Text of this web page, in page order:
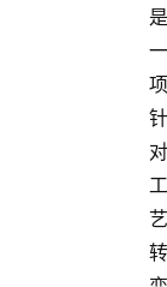
是
一
项
针
对
工
艺
转